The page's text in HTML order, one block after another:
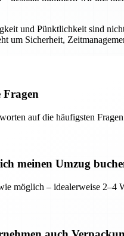
und Pünktlichkeit sind
um Sicherheit,
Fragen
auf die häufigsten
meinen Umzug
möglich – idealerweise 2–4